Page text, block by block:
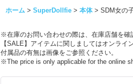
ホーム > SuperDollfie > 本体 > SDM女の
※在庫のお問い合わせの際は、在庫店舗を確
【SALE】アイテムに関しましてはオンライ
付属品の有無は画像をご参照ください。
※The price is only applicable for the online